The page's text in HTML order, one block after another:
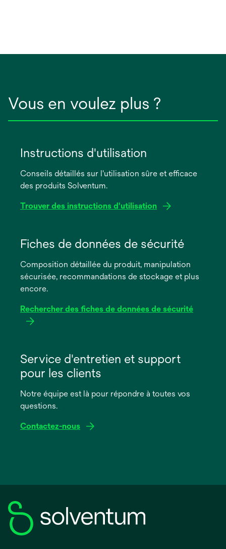
Vous en voulez plus ?
Instructions d'utilisation
Conseils détaillés sur l'utilisation sûre et efficace
des produits Solventum.
Trouver des instructions d'utilisation
dans
nouvel
onglet
Fiches de données de sécurité
Composition détaillée du produit, manipulation
sécurisée, recommandations de stockage et plus
encore.
Rechercher des fiches de données de sécurité
dans
nouvel
onglet
Service d'entretien et support
pour les clients
Notre équipe est là pour répondre à toutes vos
questions.
Contactez-nous